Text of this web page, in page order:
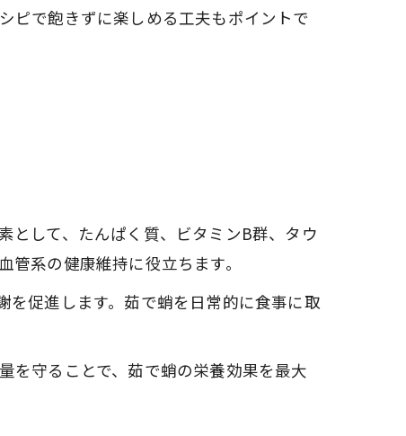
ピで飽きずに楽しめる工夫もポイントで
として、たんぱく質、ビタミンB群、タウ
系の健康維持に役立ちます。
促進します。茹で蛸を日常的に食事に取
を守ることで、茹で蛸の栄養効果を最大